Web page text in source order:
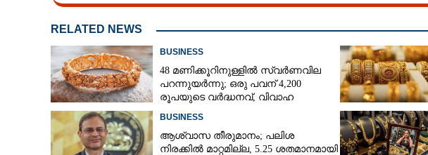
RELATED NEWS
BUSINESS
48 മണിക്കൂറിനുള്ളിൽ സ്വർണവില
പറന്നുയർന്നു; ഒരു പവന് 4,200
രൂപയുടെ വർദ്ധനവ്, വിവാഹ
BUSINESS
ആശ്വാസ തീരുമാനം; പലിശ
നിരക്കിൽ മാറ്റമില്ല, 5.25 ശതമാനമായി
വീട്ടിൽ നിന്ന് എലികൾ ജീവനും കൊണ്ട്
ഓടും; ഒരു കഷണം ഉള്ളി ഇങ്ങനെ